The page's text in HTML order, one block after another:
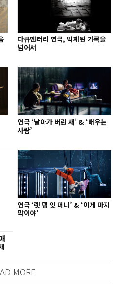
다큐멘터리 연극, 박제된 기록을
넘어서
연극 ‘날아가 버린 새’ & ‘배우는
사람’
연극 ‘렛 뎀 잇 머니’ & ‘이게 마지
막이야’
MORE